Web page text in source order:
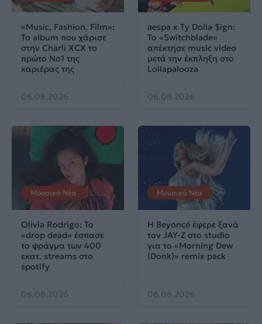
«Music, Fashion, Film»:
Το album που χάρισε
στην Charli XCX το
πρώτο No1 της
καριέρας της
06.08.2026
aespa x Ty Dolla $ign:
Το «Switchblade»
απέκτησε music video
μετά την έκπληξη στο
Lollapalooza
06.08.2026
Μουσικά Νέα
Olivia Rodrigo: To
«drop dead» έσπασε
το φράγμα των 400
εκατ. streams στο
spotify
06.08.2026
Μουσικά Νέα
Η Beyoncé έφερε ξανά
τον JAY-Z στο studio
για το «Morning Dew
(Donk)» remix pack
06.08.2026